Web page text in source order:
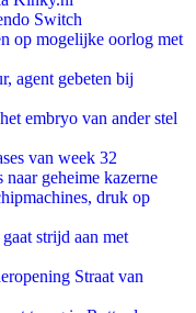
Switch
op mogelijke oorlog met
agent gebeten bij
embryo van ander stel
van week 32
geheime kazerne
druk op
strijd aan met
Straat van